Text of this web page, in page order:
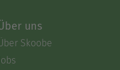
uns
Skoobe